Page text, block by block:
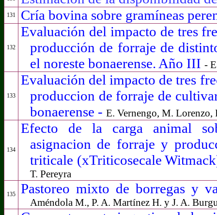
131 Cría bovina sobre gramíneas
132
Evaluación del impacto de tres
producción de forraje de
el noreste bonaerense. Año III -
133
Evaluación del impacto de tres
produccion de forraje de
bonaerense - E. Vernengo, M.
134
Efecto de la carga animal
asignacion de forraje y
triticale (xTriticosecale
T. Pereyra
135 Pastoreo mixto de borregas y
Améndola M., P. A. Martínez H. y J. A.